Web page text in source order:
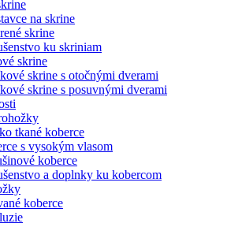
na skrine
skrine
ku skriniam
skrine
skrine s otočnými dverami
skrine s posuvnými dverami
tkané koberce
s vysokým vlasom
koberce
a doplnky ku kobercom
koberce